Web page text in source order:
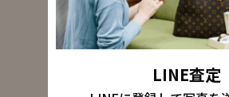
LINE査定